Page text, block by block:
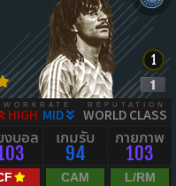
WORKRATE
HIGH MID
REPUTATION
WORLD CLASS
งบอล เกมรับ
94
กายภาพ
103
CAM L/RM